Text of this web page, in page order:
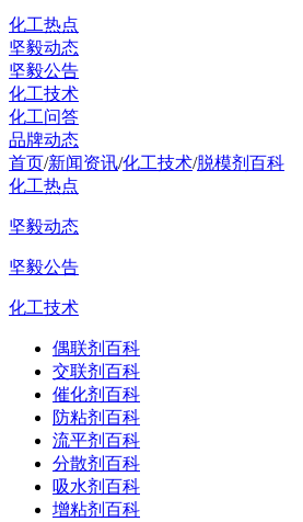
化工热点
坚毅动态
坚毅公告
化工技术
化工问答
品牌动态
首页/新闻资讯/化工技术/脱模剂百科
化工热点
坚毅动态
坚毅公告
化工技术
偶联剂百科
交联剂百科
催化剂百科
防粘剂百科
流平剂百科
分散剂百科
吸水剂百科
增粘剂百科